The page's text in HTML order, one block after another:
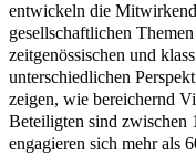
entwickeln die
gesellschaftlichen
zeitgenössischen und
unterschiedlichen
zeigen, wie bereichernd
Beteiligten sind zwischen
engagieren sich mehr als